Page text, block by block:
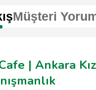
Müşteri
| Ankara